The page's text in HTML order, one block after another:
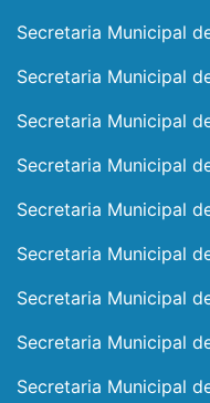
Secretaria Municipal
Secretaria Municipal
Secretaria Municipal
Secretaria Municipal
Secretaria Municipal
Secretaria Municipal
Secretaria Municipal
Secretaria Municipal
Secretaria Municipal